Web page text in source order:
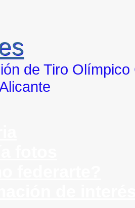
de Tiro